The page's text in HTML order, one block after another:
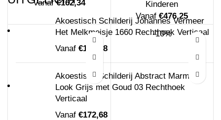
Vanaf€162,34
Kinderen
Vanaf€476,25
-10%
Akoestisch Schilderij Johannes Vermeer
Het Melkmeisje 1660 Rechthoek Verticaal
Vanaf €172,68
Akoestisch Schilderij Abstract Marmer
Look Grijs met Goud 03 Rechthoek
Verticaal
Vanaf €172,68